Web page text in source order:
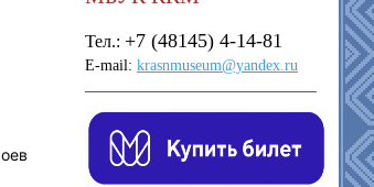
Тел.: +7 (48145) 4-14-81
E-mail: krasnmuseum@yandex.ru